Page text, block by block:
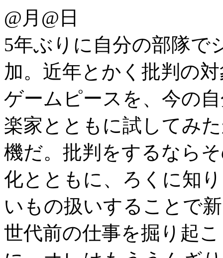
@月@日
5年ぶりに自分の部隊で
加。近年とかく批判の
ゲームピースを、今の
楽家とともに試してみ
機だ。批判をするなら
化とともに、ろくに知
いもの扱いすることで
世代前の仕事を掘り起